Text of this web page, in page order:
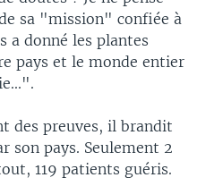
sa "mission" confiée à
a donné les plantes
pays et le monde entier
des preuves, il brandit
son pays. Seulement 2
119 patients guéris.